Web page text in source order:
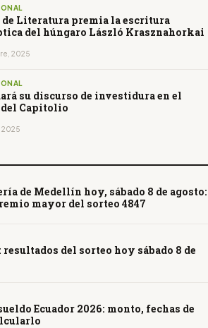
de Literatura premia la escritura
del húngaro László Krasznahorkai
2025
su discurso de investidura en el
Capitolio
2025
de Medellín hoy, sábado 8 de agosto:
mayor del sorteo 4847
del sorteo hoy sábado 8 de
Ecuador 2026: monto, fechas de